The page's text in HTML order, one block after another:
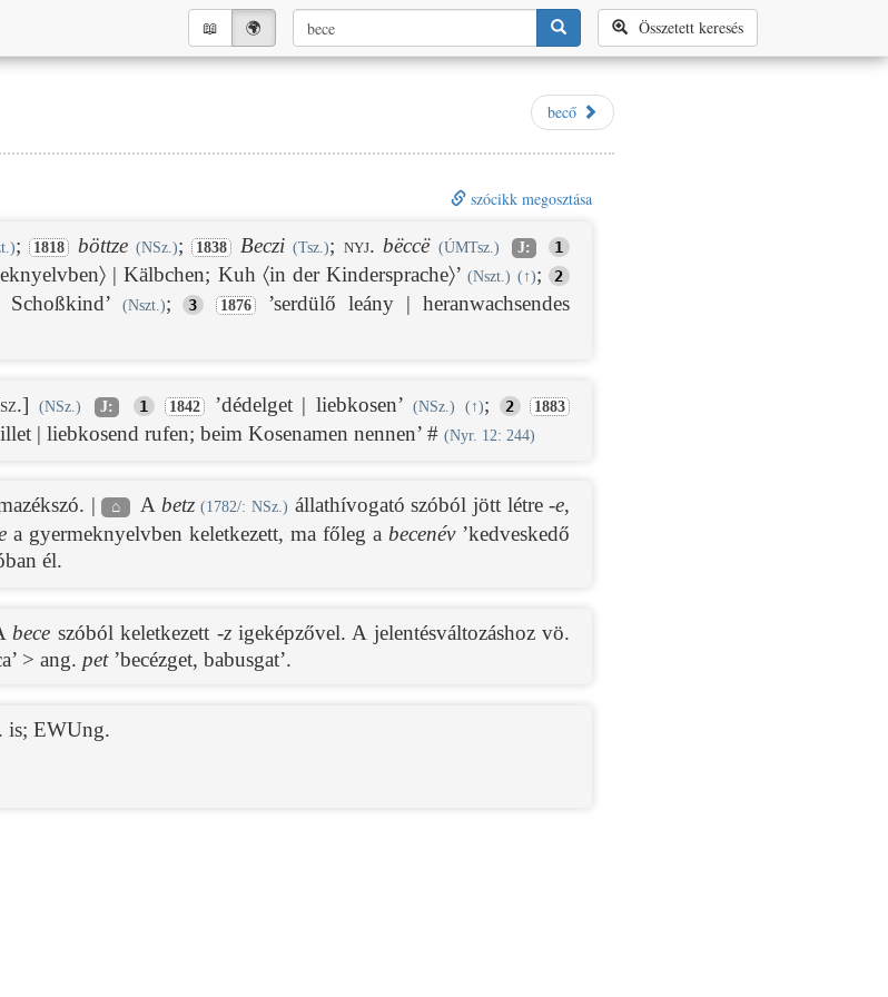
Összetett keresés
📖︎ 🌍︎
becő
szócikk megosztása
; 1818 böttze (NSz.); 1838 Beczi (Tsz.); nyj. bëccë (ÚMTsz.) J: 1
| Kälbchen; Kuh 〈in der Kindersprache〉’(Nszt.) ( ↑); 2
(Nszt.); 3 1876
’serdülő leány | heranwachsendes
(NSz.) J: 1 1842 ’dédelget | liebkosen’(NSz.) ( ↑); 2 1883
| liebkosend rufen; beim Kosenamen nennen’ # (Nyr. 12: 244)
| ⌂ A betz (1782/: NSz.) állathívogató szóból jött létre-e,
a gyermeknyelvben keletkezett, ma főleg abecenév’kedveskedő
él.
bece szóból keletkezett -zigeképzővel. A jelentésváltozáshoz vö.
> ang. pet’becézget, babusgat’.
is; EWUng.